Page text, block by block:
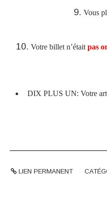
Vous
Votre billet n’était pas
DIX PLUS UN: Votre
LIEN PERMANENT